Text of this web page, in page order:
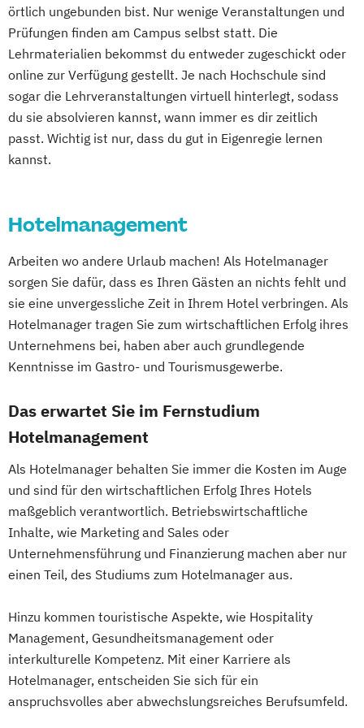
Business Management (EN)
Business and Organizational Development
Corporate Brand Management
Data Science und Analytics
Design Management
Digital Business Management
Erwachsenenbildung und Digitalisierung
Finance
Accounting
Controlling & Taxation
Gesundheitspsychologie
Gesundheitspsychologie im Online-
Abendstudium
Inklusion und Teilhabe
Innovation und Zukunftsforschung
Kommunikation und Content Creation
Kommunikation und Medienmanagement
Kommunikationsdesign
Lebensmittelmanagement und -
technologie
Lerntherapie
Management
Management im Gesundheitswesen
Medien- und Kommunikationsmanagement
Hotel Management
Hotel- und Tourismusmarketing
Hotelmarketing – Schwerpunkt Sales
Management und Distribution
Hotelökonom (FH)
International Sportbusiness
MBA Health Care Management
Marketing
Master of Business Administration
Master’s Program in Exercise Science &
Sports Nutrion (EN)
Medienökonom/in (FH)
Personalmanagement
Prävention & Gesundheitsförderung
Prävention
Sporttherapie und
Gesundheitsmanagement
Revenue Management
Sportbusiness Management
Sportmarketing
Sportvermarktung
Sportökonom (FH)
Tourismus Management
Tourismusökonom (FH)
örtlich ungebunden bist. Nur wenige Veranstaltungen und
Prüfungen finden am Campus selbst statt. Die
Lehrmaterialien bekommst du entweder zugeschickt oder
online zur Verfügung gestellt. Je nach Hochschule sind
sogar die Lehrveranstaltungen virtuell hinterlegt, sodass
du sie absolvieren kannst, wann immer es dir zeitlich
passt. Wichtig ist nur, dass du gut in Eigenregie lernen
kannst.
Hotelmanagement
Arbeiten wo andere Urlaub machen! Als Hotelmanager
sorgen Sie dafür, dass es Ihren Gästen an nichts fehlt und
sie eine unvergessliche Zeit in Ihrem Hotel verbringen. Als
Hotelmanager tragen Sie zum wirtschaftlichen Erfolg ihres
Unternehmens bei, haben aber auch grundlegende
Kenntnisse im Gastro- und Tourismusgewerbe.
Das erwartet Sie im Fernstudium
Hotelmanagement
Als Hotelmanager behalten Sie immer die Kosten im Auge
und sind für den wirtschaftlichen Erfolg Ihres Hotels
maßgeblich verantwortlich. Betriebswirtschaftliche
Inhalte, wie Marketing and Sales oder
Unternehmensführung und Finanzierung machen aber nur
einen Teil, des Studiums zum Hotelmanager aus.
Hinzu kommen touristische Aspekte, wie Hospitality
Management, Gesundheitsmanagement oder
interkulturelle Kompetenz. Mit einer Karriere als
Hotelmanager, entscheiden Sie sich für ein
anspruchsvolles aber abwechslungsreiches Berufsumfeld.